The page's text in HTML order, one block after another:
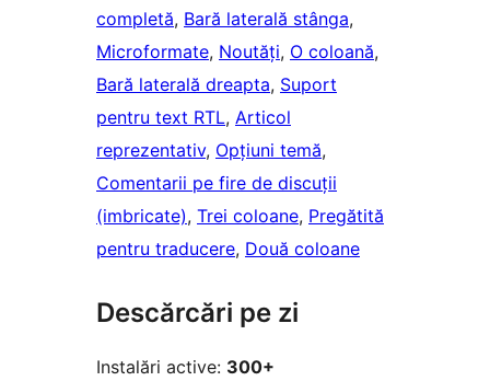
completă, Bară laterală stânga
Microformate, Noutăți, O coloană
Bară laterală dreapta, Suport
pentru text RTL, Articol
reprezentativ, Opțiuni temă
Comentarii pe fire de discuții
(imbricate), Trei coloane, Pregătită
pentru traducere, Două coloane
Descărcări pe zi
Instalări active: 300+